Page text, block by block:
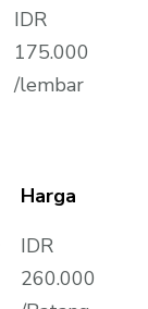
IDR
175.000
/lembar
Harga
IDR
260.000